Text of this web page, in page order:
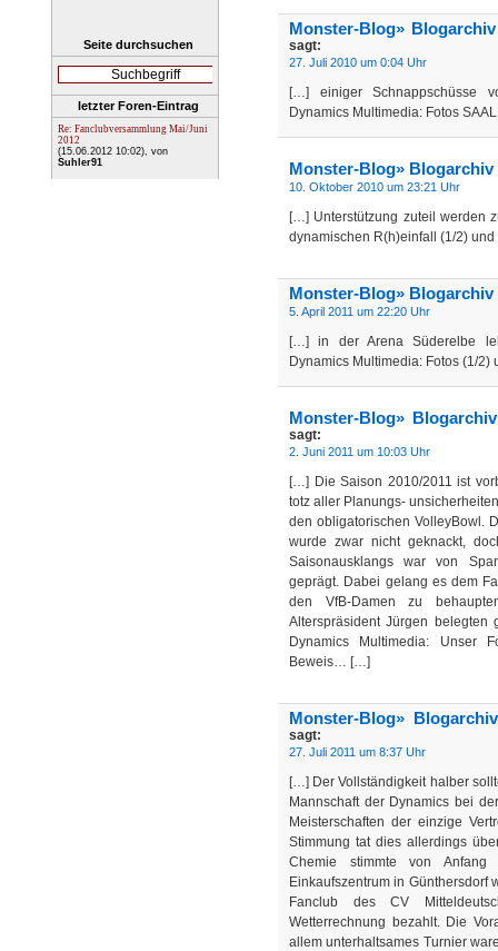
Seite durchsuchen
letzter Foren-Eintrag
Re: Fanclubversammlung Mai/Juni
2012
(15.06.2012 10:02), von
Suhler91
Monster-Blog»
sagt:
27. Juli 2010 um 0:04 Uhr
[…] einiger Schnappschüsse
Dynamics Multimedia: Fotos
Monster-Blog»
10. Oktober 2010 um 23:21 Uhr
[…] Unterstützung zuteil werden
dynamischen R(h)einfall (1/2)
Monster-Blog»
5. April 2011 um 22:20 Uhr
[…] in der Arena Süderelbe
Dynamics Multimedia: Fotos (1/
Monster-Blog»
sagt:
2. Juni 2011 um 10:03 Uhr
[…] Die Saison 2010/2011 ist
totz aller Planungs-
den obligatorischen VolleyBowl.
wurde zwar nicht geknackt,
Saisonausklangs war von
geprägt. Dabei gelang es dem
den VfB-Damen zu
Alterspräsident Jürgen belegten
Dynamics Multimedia: Unser
Beweis… […]
Monster-Blog»
sagt:
27. Juli 2011 um 8:37 Uhr
[…] Der Vollständigkeit halber
Mannschaft der Dynamics bei
Meisterschaften der einzige
Stimmung tat dies allerdings
Chemie stimmte von
Einkaufszentrum in Günthersdorf
Fanclub des CV
Wetterrechnung bezahlt. Die
allem unterhaltsames Turnier